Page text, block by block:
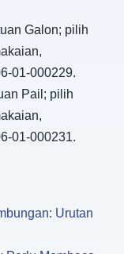
Galon; pilih
01-000229.
Pail; pilih
01-000231.
Urutan